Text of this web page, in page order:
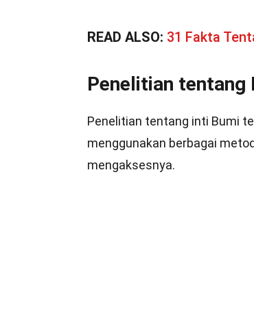
READ ALSO: 31 Fakta
Penelitian tentang
Penelitian tentang inti Bumi
menggunakan berbagai
mengaksesnya.